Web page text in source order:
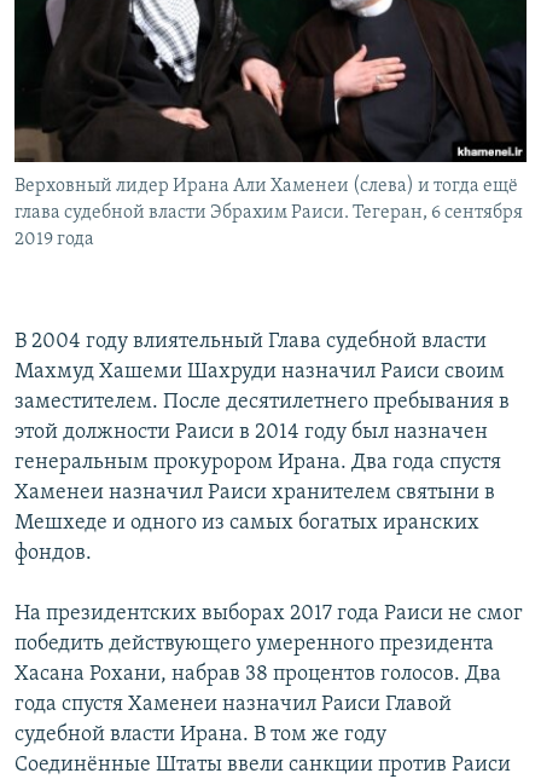
Верховный лидер Ирана Али Хаменеи (слева) и тогда ещё
глава судебной власти Эбрахим Раиси. Тегеран, 6 сентября
2019 года
В 2004 году влиятельный Глава судебной власти
Махмуд Хашеми Шахруди назначил Раиси своим
заместителем. После десятилетнего пребывания в
этой должности Раиси в 2014 году был назначен
генеральным прокурором Ирана. Два года спустя
Хаменеи назначил Раиси хранителем святыни в
Мешхеде и одного из самых богатых иранских
фондов.
На президентских выборах 2017 года Раиси не смог
победить действующего умеренного президента
Хасана Рохани, набрав 38 процентов голосов. Два
года спустя Хаменеи назначил Раиси Главой
судебной власти Ирана. В том же году
Соединённые Штаты ввели санкции против Раиси